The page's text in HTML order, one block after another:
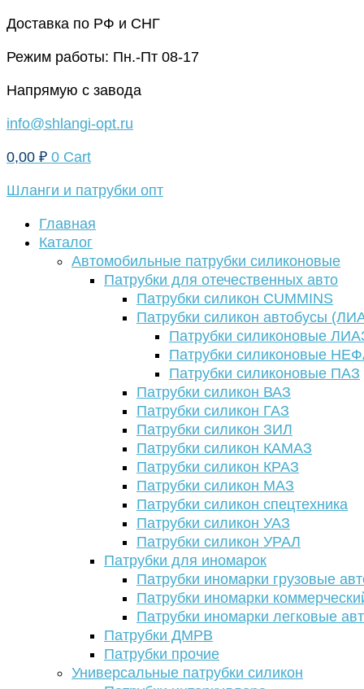
Перейти
содержимому
Доставка по РФ и СНГ
Режим работы: Пн.-Пт 08-17
Напрямую с завода
info@shlangi-opt.ru
0,00 ₽ 0 Cart
Шланги и патрубки опт
Главная
Каталог
Автомобильные патрубки силиконовые
Патрубки для отечественных авто
Патрубки силикон CUMMINS
Патрубки силикон автобусы
Патрубки силиконовые
Патрубки силиконовые
Патрубки силиконовые ПАЗ
Патрубки силикон ВАЗ
Патрубки силикон ГАЗ
Патрубки силикон ЗИЛ
Патрубки силикон КАМАЗ
Патрубки силикон КРАЗ
Патрубки силикон МАЗ
Патрубки силикон спецтехника
Патрубки силикон УАЗ
Патрубки силикон УРАЛ
Патрубки для иномарок
Патрубки иномарки грузовые
Патрубки иномарки
Патрубки иномарки легковые
Патрубки ДМРВ
Патрубки прочие
Универсальные патрубки силикон